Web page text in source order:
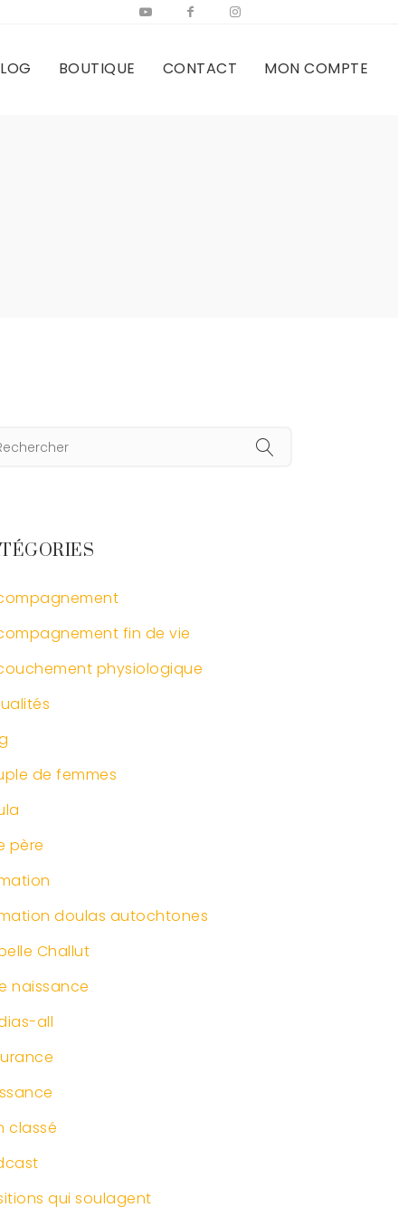
BOUTIQUE CONTACT MON COMPTE
fin de vie
physiologique
de femmes
père
doulas autochtones
Challut
naissance
all
classé
qui soulagent